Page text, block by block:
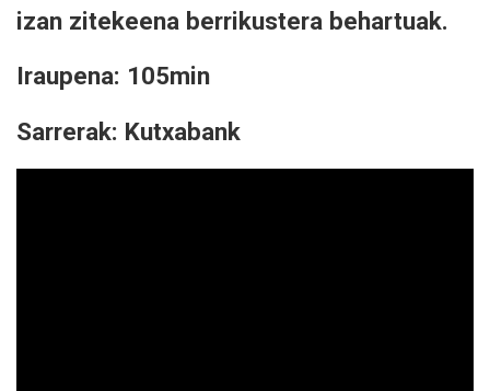
izan zitekeena berrikustera behartuak.
Iraupena: 105min
Sarrerak: Kutxabank